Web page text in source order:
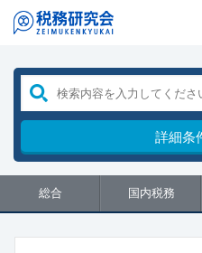
詳細条
総合 国内税務